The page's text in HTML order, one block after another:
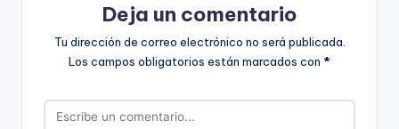
Deja un comentario
Tu dirección de correo electrónico no será publicada.
Los campos obligatorios están marcados con *